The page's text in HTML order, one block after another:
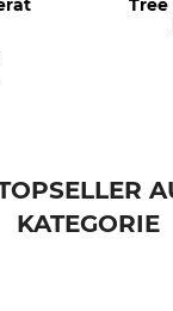
KATEGORIE